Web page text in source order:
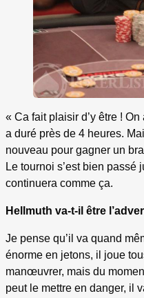
« Ca fait plaisir d’y être !
a duré près de 4 heures.
nouveau pour gagner un
Le tournoi s’est bien passé
continuera comme ça.
Hellmuth va-t-il être
Je pense qu’il va quand
énorme en jetons, il joue
manœuvrer, mais du
peut le mettre en danger, il